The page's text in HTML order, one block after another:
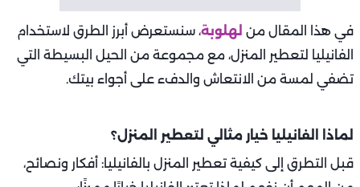
في هذا المقال من لهلوبة، سنستعرض أبرز الطرق لاستخدام
الفانيليا لتعطير المنزل، مع مجموعة من الحيل البسيطة التي
تضفي لمسة من الانتعاش والدفء على أجواء بيتك.
لماذا الفانيليا خيار مثالي لتعطير المنزل؟
قبل التطرق إلى كيفية تعطير المنزل بالفانيليا: أفكار ونصائح،